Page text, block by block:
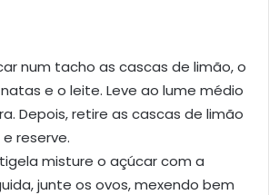
num tacho as cascas de limão, o
e o leite. Leve ao lume médio
Depois, retire as cascas de limão
reserve.
misture o açúcar com a
junte os ovos, mexendo bem